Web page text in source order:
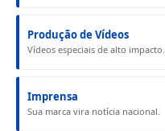
Produção de Vídeos
Vídeos especiais de alto impacto.
Imprensa
Sua marca vira notícia nacional.